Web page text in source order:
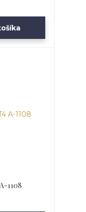
1108